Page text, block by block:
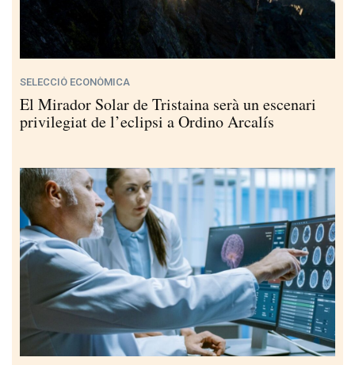
SELECCIÓ ECONÒMICA
El Mirador Solar de Tristaina serà un escenari
privilegiat de l’eclipsi a Ordino Arcalís